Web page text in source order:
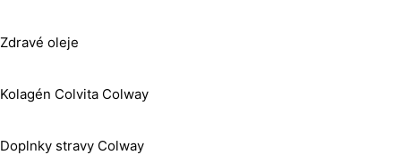
Zdravé oleje
Kolagén Colvita Colway
Doplnky stravy Colway